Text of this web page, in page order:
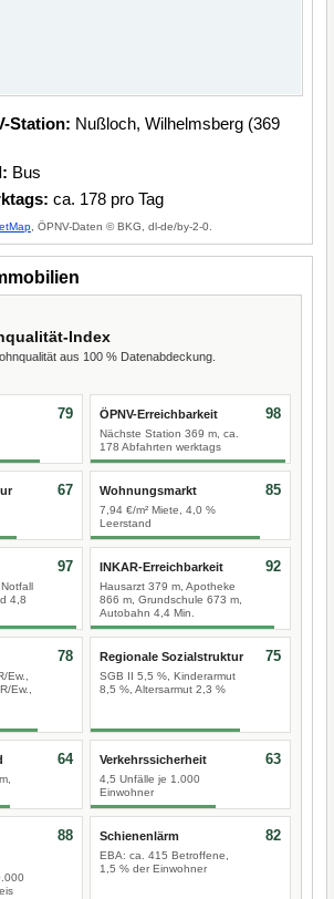
Station: Nußloch, Wilhelmsberg (369
Bus
ca. 178 pro Tag
, ÖPNV-Daten © BKG, dl-de/by-2-0.
Index
aus 100 % Datenabdeckung.
79 ÖPNV-Erreichbarkeit
Nächste Station 369 m, ca.
178 Abfahrten werktags
98
67 Wohnungsmarkt
7,94 €/m² Miete, 4,0 %
Leerstand
85
4,8
97 INKAR-Erreichbarkeit
Hausarzt 379 m, Apotheke
866 m, Grundschule 673 m,
Autobahn 4,4 Min.
92
Ew.,
78 Regionale Sozialstruktur
SGB II 5,5 %, Kinderarmut
8,5 %, Altersarmut 2,3 %
75
64 Verkehrssicherheit
4,5 Unfälle je 1.000
Einwohner
63
88 Schienenlärm
EBA: ca. 415 Betroffene,
1,5 % der Einwohner
82